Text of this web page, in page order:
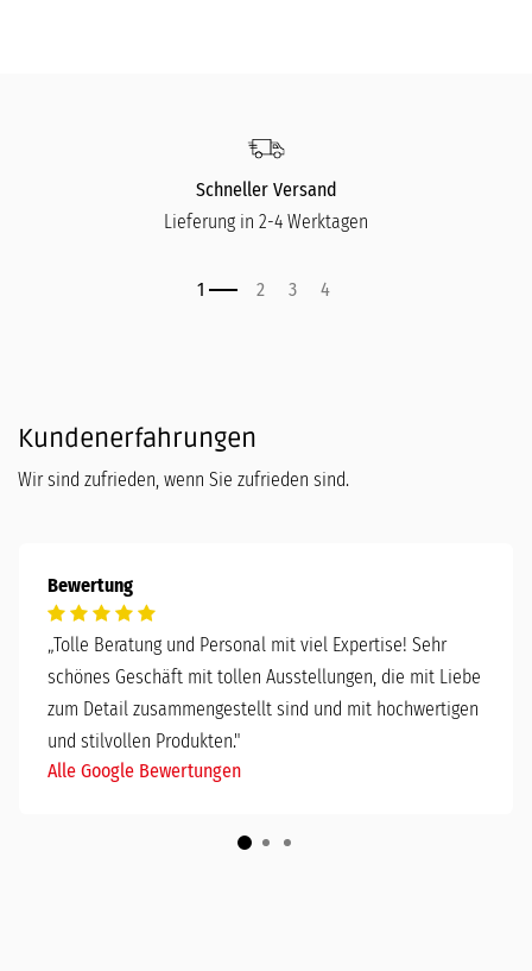
Schneller Versand
Lieferung in 2-4 Werktagen
Kundenerfahrungen
Wir sind zufrieden, wenn Sie zufrieden sind.
Bewertung
„Tolle Beratung und Personal mit viel Expertise! Sehr
schönes Geschäft mit tollen Ausstellungen, die mit Liebe
zum Detail zusammengestellt sind und mit hochwertigen
und stilvollen Produkten."
Alle Google Bewertungen